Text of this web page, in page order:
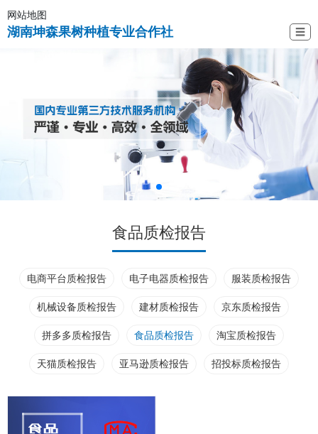
网站地图
湖南坤森果树种植专业合作社 ☰
食品质检报告
电商平台质检报告 电子电器质检报告 服装质检报告
机械设备质检报告 建材质检报告 京东质检报告
拼多多质检报告 食品质检报告 淘宝质检报告
天猫质检报告 亚马逊质检报告 招投标质检报告